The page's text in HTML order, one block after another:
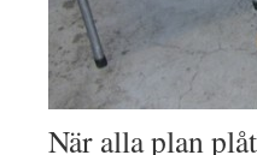
När alla plan